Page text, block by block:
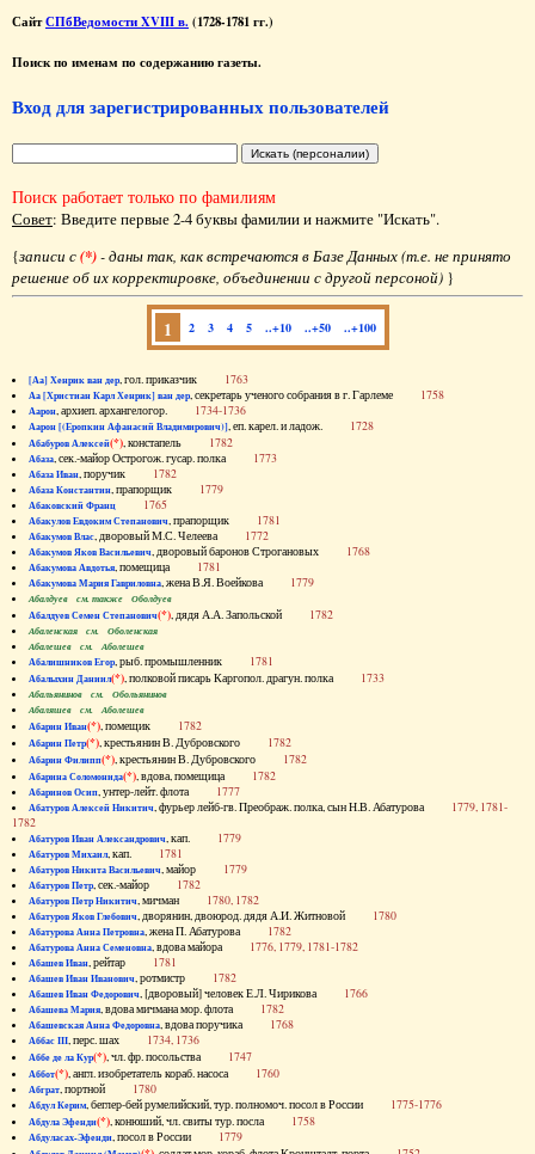
СайтСПбВедомости XVIII в. (1728-1781 гг.)
Поиск по именам по содержанию газеты.
Вход для зарегистрированных пользователей
Поиск работает только по фамилиям
Совет: Введите первые 2-4 буквы фамилии и нажмите "Искать".
{записи с(*)- даны так, как встречаются в Базе Данных (т.е. не принято
решение об их корректировке, объединении с другой персоной) }
1 2 3 4 5 ..+10 ..+50 ..+100
[Аа] Хенрик ван дер, гол. приказчик 1763
Аа [Христиан Карл Хенрик] ван дер, секретарь ученого собрания в г. Гарлеме 1758
Аарон, архиеп. архангелогор. 1734-1736
Аарон [(Еропкин Афанасий Владимирович)], еп. карел. и ладож. 1728
Абабуров Алексей(*), констапель 1782
Абаза, сек.-майор Острогож. гусар. полка 1773
Абаза Иван, поручик 1782
Абаза Константин, прапорщик 1779
Абаковский Франц 1765
Абакулов Евдоким Степанович, прапорщик 1781
Абакумов Влас, дворовый М.С. Челеева 1772
Абакумов Яков Васильевич, дворовый баронов Строгановых 1768
Абакумова Авдотья, помещица 1781
Абакумова Мария Гавриловна, жена В.Я. Воейкова 1779
Абалдуев см. также Оболдуев
Абалдуев Семен Степанович(*), дядя А.А. Запольской 1782
Абаленская см. Оболенская
Абалешев см. Аболешев
Абалишников Егор, рыб. промышленник 1781
Абалыхин Даниил(*), полковой писарь Каргопол. драгун. полка 1733
Абальянинов см. Обольянинов
Абаляшев см. Аболешев
Абарин Иван(*), помещик 1782
Абарин Петр(*), крестьянин В. Дубровского 1782
Абарин Филипп(*), крестьянин В. Дубровского 1782
Абарина Соломонида(*), вдова, помещица 1782
Абаринов Осип, унтер-лейт. флота 1777
Абатуров Алексей Никитич, фурьер лейб-гв. Преображ. полка, сын Н.В. Абатурова 1779, 1781-
1782
Абатуров Иван Александрович, кап. 1779
Абатуров Михаил, кап. 1781
Абатуров Никита Васильевич, майор 1779
Абатуров Петр, сек.-майор 1782
Абатуров Петр Никитич, мичман 1780, 1782
Абатуров Яков Глебович, дворянин, двоюрод. дядя А.И. Житновой 1780
Абатурова Анна Петровна, жена П. Абатурова 1782
Абатурова Анна Семеновна, вдова майора 1776, 1779, 1781-1782
Абашев Иван, рейтар 1781
Абашев Иван Иванович, ротмистр 1782
Абашев Иван Федорович, [дворовый] человек Е.Л. Чирикова 1766
Абашева Мария, вдова мичмана мор. флота 1782
Абашевская Анна Федоровна, вдова поручика 1768
Аббас III, перс. шах 1734, 1736
Аббе де ла Кур(*), чл. фр. посольства 1747
Аббот(*), англ. изобретатель кораб. насоса 1760
Абграт, портной 1780
Абдул Керим, беглер-бей румелийский, тур. полномоч. посол в России 1775-1776
Абдула Эфенди(*), конюший, чл. свиты тур. посла 1758
Абдуласах-Эфенди, посол в России 1779